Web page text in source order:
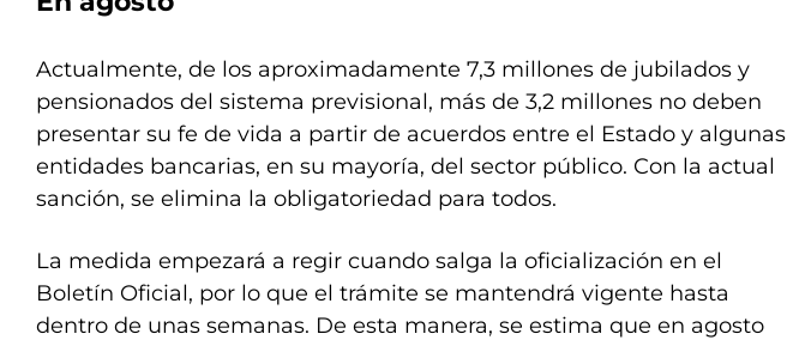
Actualmente, de los aproximadamente 7,3 millones de jubilados y
pensionados del sistema previsional, más de 3,2 millones no deben
presentar su fe de vida a partir de acuerdos entre el Estado y algunas
entidades bancarias, en su mayoría, del sector público. Con la actual
sanción, se elimina la obligatoriedad para todos.
La medida empezará a regir cuando salga la oficialización en el
Boletín Oficial, por lo que el trámite se mantendrá vigente hasta
dentro de unas semanas. De esta manera, se estima que en agosto